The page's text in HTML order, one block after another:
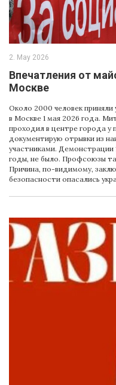
2. May 2026
Впечатления от
Москве
Около 2000 человек
в Москве 1 мая 2026 года.
проходил в центре города у
документирую отрывки из
участниками. Демонстрации
годы, не было. Профсоюзы
Причина, по-видимому,
безопасности опасались